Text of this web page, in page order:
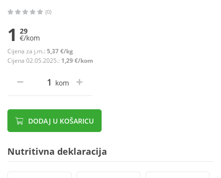
(0)
1 29
€/kom
Cijena za j.m.: 5,37 €/kg
Cijena 02.05.2025.: 1,29 €/kom
kom
DODAJ U KOŠARICU
Nutritivna deklaracija